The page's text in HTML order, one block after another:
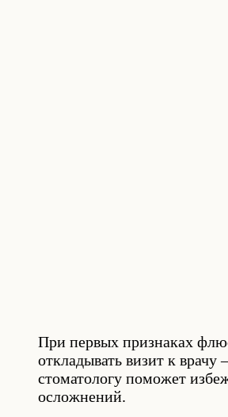
При первых признаках
откладывать визит к врачу
стоматологу поможет
осложнений.